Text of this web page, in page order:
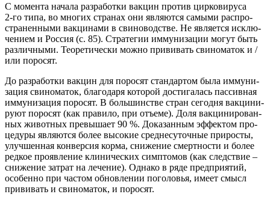
С момен­та нача­ла раз­ра­бот­ки вак­цин про­тив цир­ко­ви­ру­са
2‑го типа, во мно­гих стра­нах они явля­ют­ся самы­ми рас­про­
стра­нен­ны­ми вак­ци­на­ми в сви­но­вод­стве. Не явля­ет­ся исклю­
че­ни­ем и Рос­сия (с. 85). Стра­те­гии имму­ни­за­ции могут быть
раз­лич­ны­ми. Тео­ре­ти­че­ски мож­но при­ви­вать сви­но­ма­ток и /
или поросят.
До раз­ра­бот­ки вак­цин для поро­сят стан­дар­том была имму­ни­
за­ция сви­но­ма­ток, бла­го­да­ря кото­рой дости­га­лась пас­сив­ная
имму­ни­за­ция поро­сят. В боль­шин­стве стран сего­дня вак­ци­ни­
ру­ют поро­сят (как пра­ви­ло, при отъ­е­ме). Доля вак­ци­ни­ро­ван­
ных живот­ных пре­вы­ша­ет 90 %. Дока­зан­ным эффек­том про­
це­ду­ры явля­ют­ся более высо­кие сред­не­су­точ­ные при­ро­сты,
улуч­шен­ная кон­вер­сия кор­ма, сни­же­ние смерт­но­сти и более
ред­кое про­яв­ле­ние кли­ни­че­ских симп­то­мов (как след­ствие –
сни­же­ние затрат на лече­ние). Одна­ко в ряде пред­при­я­тий,
осо­бен­но при частом обнов­ле­нии пого­ло­вья, име­ет смысл
при­ви­вать и сви­но­ма­ток, и поросят.